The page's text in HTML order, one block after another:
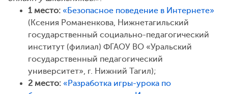
1 место: «Безопасное поведение в Интернете»
(Ксения Романенкова, Нижнетагильский
государственный социально-педагогический
институт (филиал) ФГАОУ ВО «Уральский
государственный педагогический
университет», г. Нижний Тагил);
2 место: «Разработка игры-урока по